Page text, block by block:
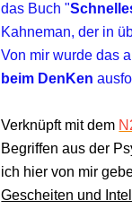
das Buch "
Kahneman, der in
Von mir wurde das
beim DenKen
Verknüpft mit dem
Begriffen aus der
ich hier von mir
Gescheiten und